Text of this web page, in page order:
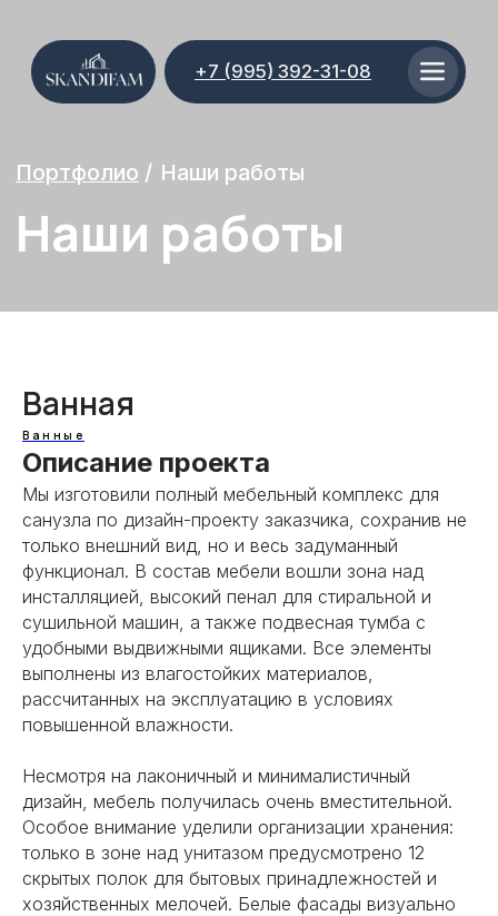
+7 (995) 392-31-08
Наши работы
Ванная
Ванные
Описание проекта
Мы изготовили полный мебельный комплекс для
санузла по дизайн-проекту заказчика, сохранив не
только внешний вид, но и весь задуманный
функционал. В состав мебели вошли зона над
инсталляцией, высокий пенал для стиральной и
сушильной машин, а также подвесная тумба с
удобными выдвижными ящиками. Все элементы
выполнены из влагостойких материалов,
рассчитанных на эксплуатацию в условиях
повышенной влажности.
Несмотря на лаконичный и минималистичный
дизайн, мебель получилась очень вместительной.
Особое внимание уделили организации хранения:
только в зоне над унитазом предусмотрено 12
скрытых полок для бытовых принадлежностей и
хозяйственных мелочей. Белые фасады визуально
Рассчитайте стоимость
вашей кухни за 2 минуты
Калькулятор стоимости